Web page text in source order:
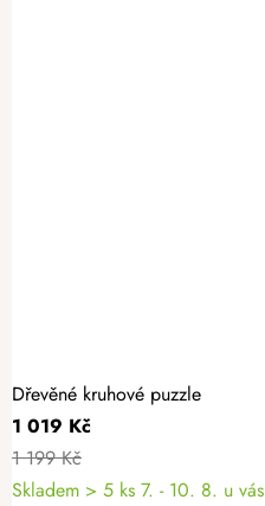
Dřevěné kruhové puzzle
1 019 Kč
1 199 Kč
Skladem > 5 ks 7. - 10. 8. u vás